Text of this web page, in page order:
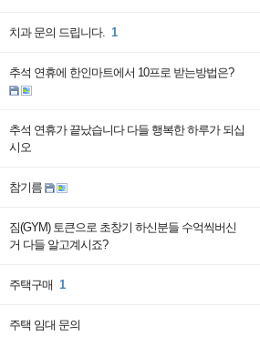
치과 문의 드립니다. 1
추석 연휴에 한인마트에서 10프로 받는방법은?
추석 연휴가 끝났습니다 다들 행복한 하루가 되십
시오
참기름
짐(GYM) 토큰으로 초창기 하신분들 수억씩버신
거 다들 알고계시죠?
주택구매 1
주택 임대 문의